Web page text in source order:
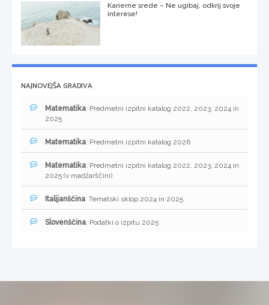
Karierne srede – Ne ugibaj, odkrij svoje
interese!
NAJNOVEJŠA GRADIVA
Matematika: Predmetni izpitni katalog 2022, 2023, 2024 in
2025
Matematika: Predmetni izpitni katalog 2026
Matematika: Predmetni izpitni katalog 2022, 2023, 2024 in
2025 (v madžarščini)
Italijanščina: Tematski sklop 2024 in 2025
Slovenščina: Podatki o izpitu 2025